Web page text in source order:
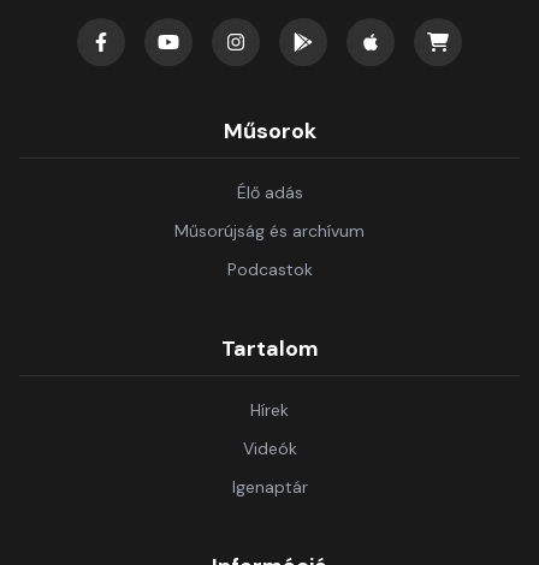
Műsorok
Élő adás
Műsorújság és archívum
Podcastok
Tartalom
Hírek
Videók
Igenaptár